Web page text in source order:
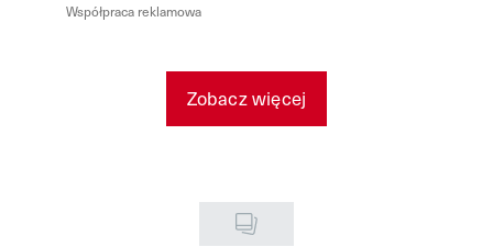
Współpraca reklamowa
Zobacz więcej